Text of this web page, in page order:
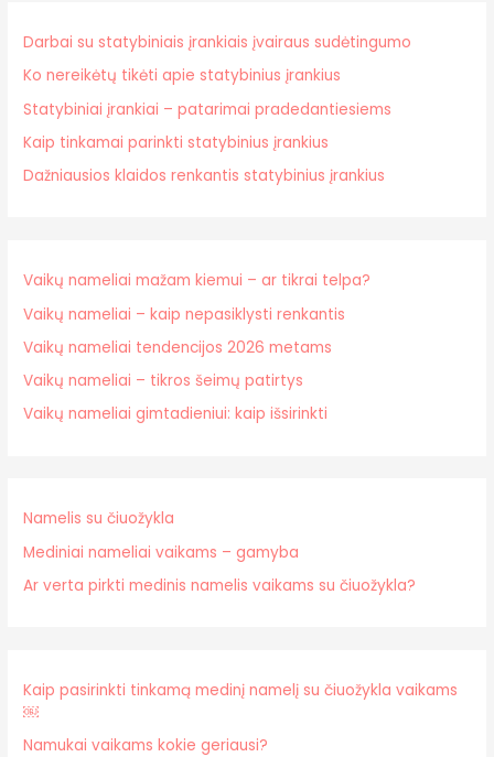
Darbai su statybiniais įrankiais įvairaus sudėtingumo
Ko nereikėtų tikėti apie statybinius įrankius
Statybiniai įrankiai – patarimai pradedantiesiems
Kaip tinkamai parinkti statybinius įrankius
Dažniausios klaidos renkantis statybinius įrankius
Vaikų nameliai mažam kiemui – ar tikrai telpa?
Vaikų nameliai – kaip nepasiklysti renkantis
Vaikų nameliai tendencijos 2026 metams
Vaikų nameliai – tikros šeimų patirtys
Vaikų nameliai gimtadieniui: kaip išsirinkti
Namelis su čiuožykla
Mediniai nameliai vaikams – gamyba
Ar verta pirkti medinis namelis vaikams su čiuožykla?
Kaip pasirinkti tinkamą medinį namelį su čiuožykla vaikams
￼
Namukai vaikams kokie geriausi?